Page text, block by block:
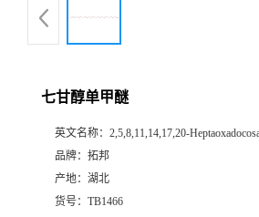
七甘醇单甲醚
英文名称： 2,5,8,11,14,17,20-
品牌： 拓邦
产地： 湖北
货号： TB1466